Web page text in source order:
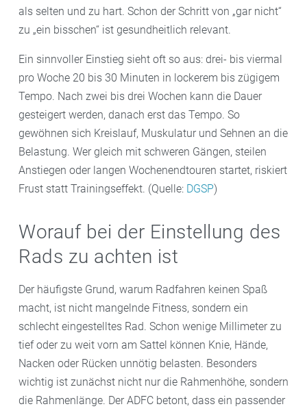
als selten und zu hart. Schon der Schritt von „gar nicht“
zu „ein bisschen“ ist gesundheitlich relevant.
Ein sinnvoller Einstieg sieht oft so aus: drei- bis viermal
pro Woche 20 bis 30 Minuten in lockerem bis zügigem
Tempo. Nach zwei bis drei Wochen kann die Dauer
gesteigert werden, danach erst das Tempo. So
gewöhnen sich Kreislauf, Muskulatur und Sehnen an die
Belastung. Wer gleich mit schweren Gängen, steilen
Anstiegen oder langen Wochenendtouren startet, riskiert
Frust statt Trainingseffekt. (Quelle: DGSP)
Worauf bei der Einstellung des
Rads zu achten ist
Der häufigste Grund, warum Radfahren keinen Spaß
macht, ist nicht mangelnde Fitness, sondern ein
schlecht eingestelltes Rad. Schon wenige Millimeter zu
tief oder zu weit vorn am Sattel können Knie, Hände,
Nacken oder Rücken unnötig belasten. Besonders
wichtig ist zunächst nicht nur die Rahmenhöhe, sondern
die Rahmenlänge. Der ADFC betont, dass ein passender